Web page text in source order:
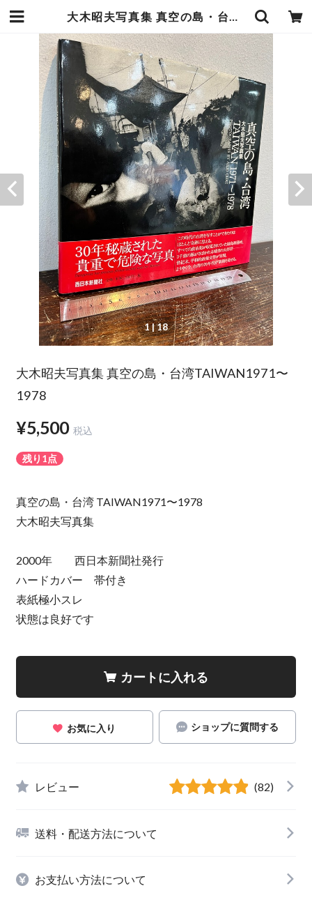
大木昭夫写真集 真空の島・台湾TAIWAN1971〜1978 | zbooks
1| 18
大木昭夫写真集 真空の島・台湾TAIWAN1971〜
1978
¥5,500 税込
残り1点
真空の島・台湾 TAIWAN1971〜1978
大木昭夫写真集
2000年 西日本新聞社発行
ハードカバー 帯付き
表紙極小スレ
状態は良好です
カートに入れる
お気に入り ショップに質問する
レビュー (82)
送料・配送方法について
お支払い方法について